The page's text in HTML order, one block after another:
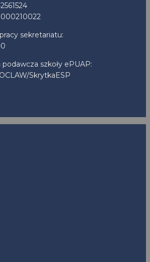
000210022
sekretariatu:
podawcza szkoły ePUAP:
SkrytkaESP